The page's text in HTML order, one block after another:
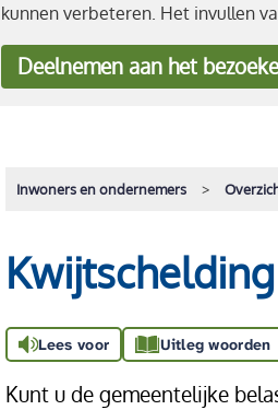
kunnen verbeteren. Het invullen
Deelnemen aan het
Inwoners en ondernemers
Lees voor Uitleg woorden
Kunt u de gemeentelijke